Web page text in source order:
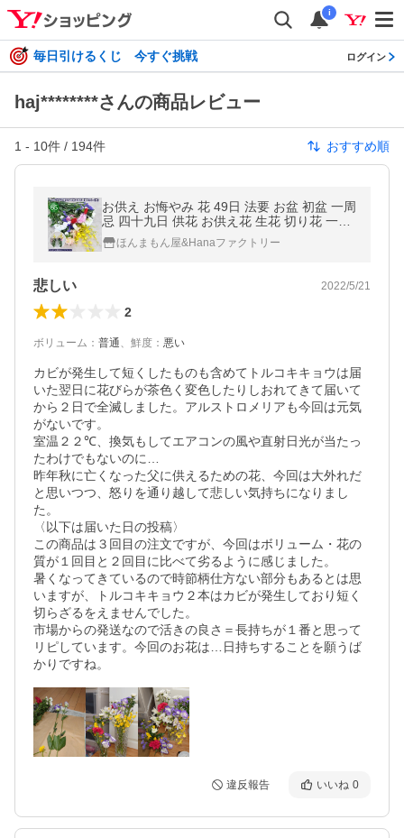
i
毎日引けるくじ 今すぐ挑戦 ログイン
haj********さんの商品レビュー
1 - 10件 / 194件 おすすめ順
お供え お悔やみ 花 49日 法要 お盆 初盆 一周
忌 四十九日 供花 お供え花 生花 切り花 一対
供花 送料無料 一対で使える切り花Mサイズ
【JF】
ほんまもん屋&Hanaファクトリー
悲しい 2022/5/21
2
ボリューム ： 普通、 鮮度 ： 悪い
カビが発生して短くしたものも含めてトルコキキョウは届
いた翌日に花びらが茶色く変色したりしおれてきて届いて
から２日で全滅しました。アルストロメリアも今回は元気
がないです。
室温２２℃、換気もしてエアコンの風や直射日光が当たっ
たわけでもないのに…
昨年秋に亡くなった父に供えるための花、今回は大外れだ
と思いつつ、怒りを通り越して悲しい気持ちになりまし
た。
〈以下は届いた日の投稿〉
この商品は３回目の注文ですが、今回はボリューム・花の
質が１回目と２回目に比べて劣るように感じました。
暑くなってきているので時節柄仕方ない部分もあるとは思
いますが、トルコキキョウ２本はカビが発生しており短く
切らざるをえませんでした。
市場からの発送なので活きの良さ＝長持ちが１番と思って
リピしています。今回のお花は…日持ちすることを願うば
かりですね。
違反報告 いいね 0